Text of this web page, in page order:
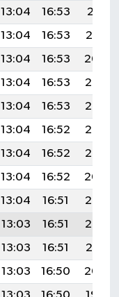
13:04 16:53
20:11
13:04 16:53
20:10
13:04 16:53
20:09
13:04 16:53
20:08
13:04 16:53
20:07
13:04 16:52
20:06
13:04 16:52
20:05
13:04 16:52
20:04
13:04 16:51
20:03
13:03 16:51
20:02
13:03 16:51
20:01
13:03 16:50
20:00